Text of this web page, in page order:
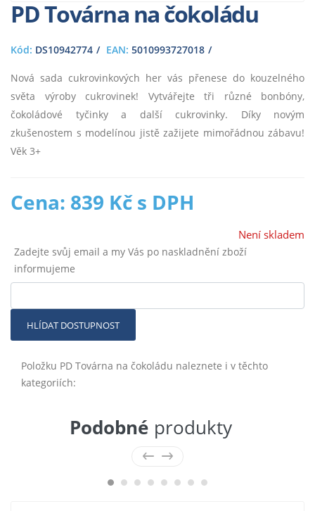
PD Továrna na čokoládu
Kód: DS10942774 EAN: 5010993727018
Nová sada cukrovinkových her vás přenese do kouzelného
světa výroby cukrovinek! Vytvářejte tři různé bonbóny,
čokoládové tyčinky a další cukrovinky. Díky novým
zkušenostem s modelínou jistě zažijete mimořádnou zábavu!
Věk 3+
Cena: 839 Kč s DPH
Není skladem
Zadejte svůj email a my Vás po naskladnění zboží
informujeme
HLÍDAT DOSTUPNOST
Položku PD Továrna na čokoládu naleznete i v těchto
kategoriích:
Podobné produkty